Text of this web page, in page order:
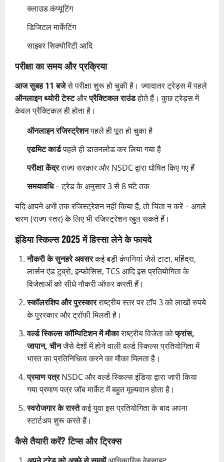
क्लाउड कंप्यूटिंग
डिजिटल मार्केटिंग
साइबर सिक्योरिटी आदि
परीक्षा का समय और प्रक्रिया
आज सुबह 11 बजेसे परीक्षा शुरू हो चुकी है। ज्यादातर ट्रेड्स में पहले
ऑनलाइन थ्योरी टेस्टऔरप्रैक्टिकल राउंडहोते हैं। कुछ ट्रेड्स में
केवल प्रैक्टिकल ही होता है।
ऑनलाइन रजिस्ट्रेशनपहले ही पूरा हो चुका है
एडमिट कार्डपहले ही डाउनलोड कर लिया गया है
परीक्षा केंद्रराज्य सरकार और NSDC द्वारा घोषित किए गए हैं
समयावधि– ट्रेड के अनुसार 3 से 8 घंटे तक
यदि आपने अभी तक रजिस्ट्रेशन नहीं किया है, तो चिंता न करें – अगले
चरण (राज्य स्तर) के लिए भी रजिस्ट्रेशन खुल सकते हैं।
इंडिया स्किल्स 2025 में हिस्सा लेने के फायदे
नौकरी के सुनहरे अवसरकई बड़ी कंपनियां जैसे टाटा, महिंद्रा,
लार्सन एंड टुब्रो, इन्फोसिस, TCS आदि इस प्रतियोगिता के
विजेताओं को सीधे नौकरी ऑफर करती हैं।
स्कॉलरशिप और पुरस्कारराष्ट्रीय स्तर पर टॉप 3 को लाखों रुपये
के पुरस्कार और ट्रॉफी मिलती है।
वर्ल्ड स्किल्स कॉम्पिटिशन में मौकाराष्ट्रीय विजेता कोफ्रांस,
जापान, चीनजैसे देशों में होने वाली वर्ल्ड स्किल्स प्रतियोगिता में
भारत का प्रतिनिधित्व करने का मौका मिलता है।
प्रमाण पत्रNSDC और वर्ल्ड स्किल्स इंडिया द्वारा जारी किया
गया प्रमाण पत्र जॉब मार्केट में बहुत मूल्यवान होता है।
स्वरोजगार के रास्तेकई युवा इस प्रतियोगिता के बाद अपना
स्टार्टअप शुरू करते हैं।
कैसे तैयारी करें? टिप्स और ट्रिक्स